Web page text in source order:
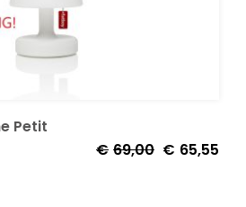
Petit
€ 69,00 € 65,55